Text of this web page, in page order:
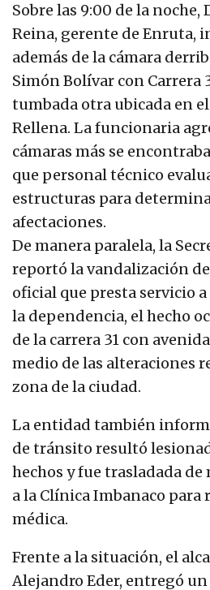
Sobre las 9:00 de la noche,
Reina, gerente de Enruta,
además de la cámara
Simón Bolívar con Carrera
tumbada otra ubicada en
Rellena. La funcionaria
cámaras más se
que personal técnico
estructuras para
afectaciones.
De manera paralela, la
reportó la vandalización
oficial que presta servicio
la dependencia, el hecho
de la carrera 31 con
medio de las alteraciones
zona de la ciudad.
La entidad también
de tránsito resultó
hechos y fue trasladada
a la Clínica Imbanaco
médica.
Frente a la situación, el
Alejandro Eder, entregó un